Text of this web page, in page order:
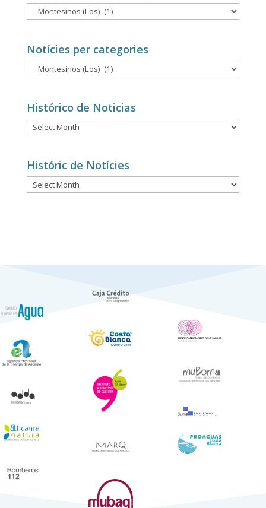
Noticias
por
Notícies per categories
Notícies
per
Histórico de Noticias
Histórico
de
Históric de Notícies
Históric
de